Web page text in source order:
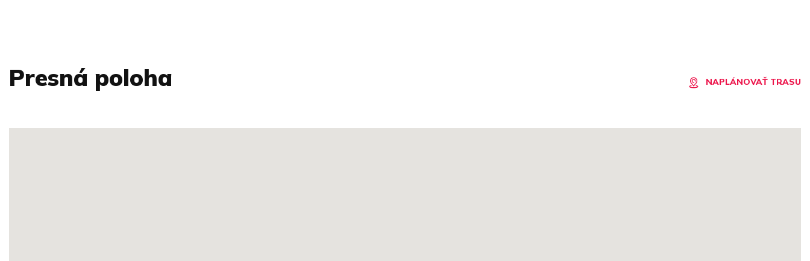
Presná poloha NAPLÁNOVAŤ TRASU